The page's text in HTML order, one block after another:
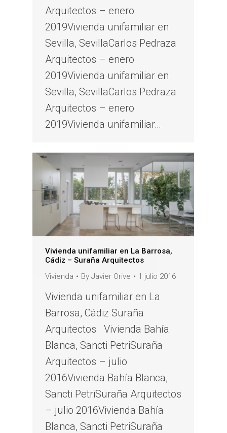
Arquitectos – enero
2019Vivienda unifamiliar en
Sevilla, SevillaCarlos Pedraza
Arquitectos – enero
2019Vivienda unifamiliar en
Sevilla, SevillaCarlos Pedraza
Arquitectos – enero
2019Vivienda unifamiliar…
Vivienda unifamiliar en La Barrosa,
Cádiz – Suraña Arquitectos
Vivienda
By Javier Orive 1 julio 2016
Vivienda unifamiliar en La
Barrosa, Cádiz Suraña
Arquitectos Vivienda Bahía
Blanca, Sancti PetriSuraña
Arquitectos – julio
2016Vivienda Bahía Blanca,
Sancti PetriSuraña Arquitectos
– julio 2016Vivienda Bahía
Blanca, Sancti PetriSuraña